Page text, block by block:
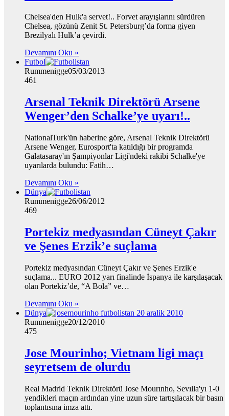
Chelsea'den Hulk'a servet!.. Forvet arayışlarını sürdüren
Chelsea, gözünü Zenit St. Petersburg’da forma giyen
Brezilyalı Hulk’a çevirdi.
Devamını Oku »
Futbol
Rummenigge05/03/2013
461
Arsenal Teknik Direktörü Arsene
Wenger’den Schalke’ye uyarı!..
NationalTurk'ün haberine göre, Arsenal Teknik Direktörü
Arsene Wenger, Eurosport'ta katıldığı bir programda
Galatasaray'ın Şampiyonlar Ligi'ndeki rakibi Schalke'ye
uyarılarda bulundu: Fatih…
Devamını Oku »
Dünya
Rummenigge26/06/2012
469
Portekiz medyasından Cüneyt Çakır
ve Şenes Erzik’e suçlama
Portekiz medyasından Cüneyt Çakır ve Şenes Erzik'e
suçlama... EURO 2012 yarı finalinde İspanya ile karşılaşacak
olan Portekiz’de, “A Bola” ve…
Devamını Oku »
Dünya
Rummenigge20/12/2010
475
Jose Mourinho; Vietnam ligi maçı
seyretsem de olurdu
Real Madrid Teknik Direktörü Jose Mourınho, Sevılla'yı 1-0
yendikleri maçın ardından yine uzun süre tartışılacak bir basın
toplantısına imza attı.